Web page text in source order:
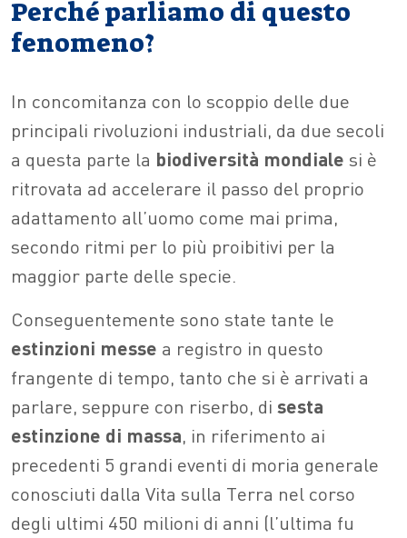
Perché parliamo di questo
fenomeno?
In concomitanza con lo scoppio delle due
principali rivoluzioni industriali, da due secoli
a questa parte la biodiversità mondiale si è
ritrovata ad accelerare il passo del proprio
adattamento all’uomo come mai prima,
secondo ritmi per lo più proibitivi per la
maggior parte delle specie.
Conseguentemente sono state tante le
estinzioni messe a registro in questo
frangente di tempo, tanto che si è arrivati a
parlare, seppure con riserbo, di sesta
estinzione di massa, in riferimento ai
precedenti 5 grandi eventi di moria generale
conosciuti dalla Vita sulla Terra nel corso
degli ultimi 450 milioni di anni (l’ultima fu